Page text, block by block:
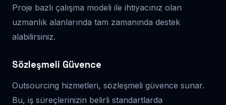
Proje bazlı çalışma modeli ile ihtiyacınız olan
uzmanlık alanlarında tam zamanında destek
alabilirsiniz.
Sözleşmeli Güvence
Outsourcing hizmetleri, sözleşmeli güvence sunar.
Bu, iş süreçlerinizin belirli standartlarda